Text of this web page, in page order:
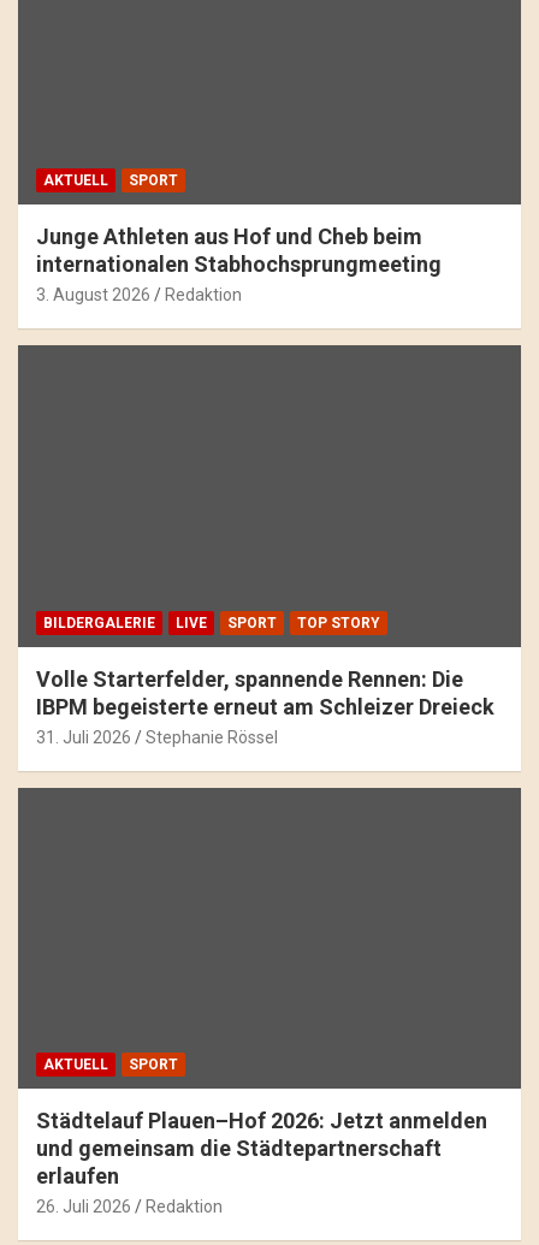
AKTUELL SPORT
Junge Athleten aus Hof und Cheb beim
internationalen Stabhochsprungmeeting
3. August 2026 Redaktion
BILDERGALERIE LIVE SPORT TOP STORY
Volle Starterfelder, spannende Rennen: Die
IBPM begeisterte erneut am Schleizer Dreieck
31. Juli 2026 Stephanie Rössel
AKTUELL SPORT
Städtelauf Plauen–Hof 2026: Jetzt anmelden
und gemeinsam die Städtepartnerschaft
erlaufen
26. Juli 2026 Redaktion